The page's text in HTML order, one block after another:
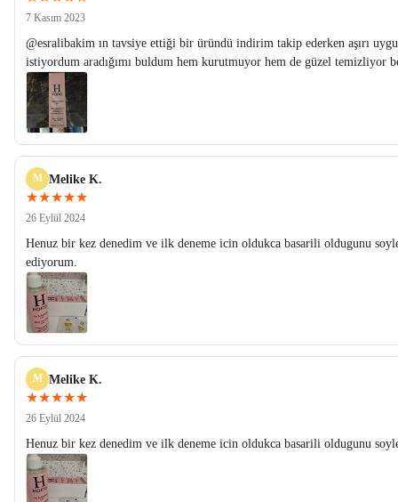
7 Kasım 2023
@esralibakim ın tavsiye ettiği bir üründü indirim takip ederken aşırı
istiyordum aradığımı buldum hem kurutmuyor hem de güzel temizliyor
M Melike K.
★★★★★
26 Eylül 2024
Henuz bir kez denedim ve ilk deneme icin oldukca basarili oldugunu
ediyorum.
M Melike K.
★★★★★
26 Eylül 2024
Henuz bir kez denedim ve ilk deneme icin oldukca basarili oldugunu